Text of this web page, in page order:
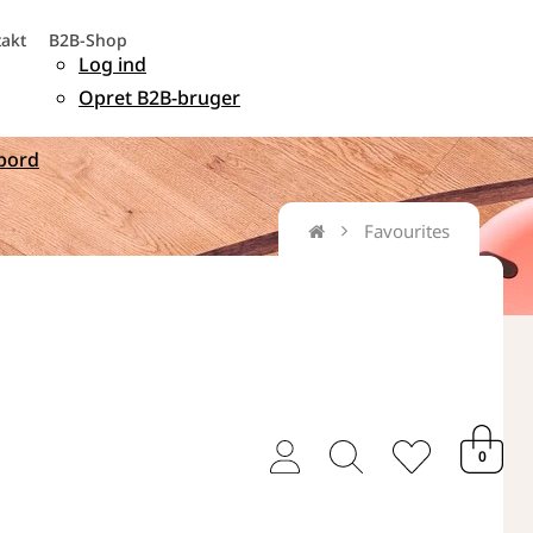
B2B-Shop
Log ind
Opret B2B-bruger
user
magnifyingheart0
Favourites